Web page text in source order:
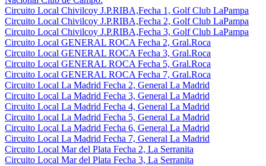
Circuito Local Chivilcoy J.P.RIBA,Fecha 1, Golf Club LaPampa
Circuito Local Chivilcoy J.P.RIBA,Fecha 2, Golf Club LaPampa
Circuito Local Chivilcoy J.P.RIBA,Fecha 3, Golf Club LaPampa
Circuito Local GENERAL ROCA Fecha 2, Gral.Roca
Circuito Local GENERAL ROCA Fecha 3, Gral.Roca
Circuito Local GENERAL ROCA Fecha 5, Gral.Roca
Circuito Local GENERAL ROCA Fecha 7, Gral.Roca
Circuito Local La Madrid Fecha 2, General La Madrid
Circuito Local La Madrid Fecha 3, General La Madrid
Circuito Local La Madrid Fecha 4, General La Madrid
Circuito Local La Madrid Fecha 5, General La Madrid
Circuito Local La Madrid Fecha 6, General La Madrid
Circuito Local La Madrid Fecha 7, General La Madrid
Circuito Local Mar del Plata Fecha 2, La Serranita
Circuito Local Mar del Plata Fecha 3, La Serranita